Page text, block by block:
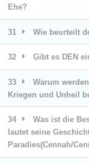
Ehe?
31 Wie beurteilt
32 Gibt es DEN
33
Warum
Kriegen und Unheil
34
Was ist die
lautet seine
Paradies(Cennah/